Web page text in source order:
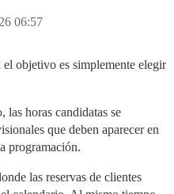
06:57
objetivo es simplemente elegir
las horas candidatas se
que deben aparecer en
programación.
las reservas de clientes